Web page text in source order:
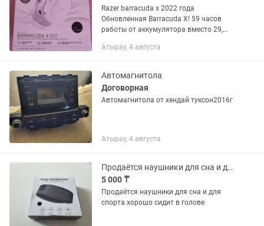
Razer barracudа х 2022 года
Обновленная Barracuda X! 59 часов
работы от аккумулятора вместо 29,
качество микрофона, а дизайн донгла
Атырау, 4 августа
Автомагнитола
Договорная
Автомагнитола от хендай туксон2016г
Атырау, 4 августа
Продаётся наушники для сна и для спорта
5 000 ₸
Продаётся наушники для сна и для
спорта хорошо сидит в голове